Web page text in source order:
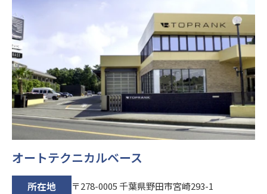
閉じる
オートテクニカルベース
所在地 〒278-0005 千葉県野田市宮崎293-1